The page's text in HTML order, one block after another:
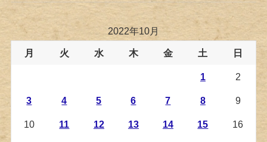
2022年10月
月 火 水 木 金 土 日
1 2
3 4 5 6 7 8 9
10 11 12 13 14 15 16